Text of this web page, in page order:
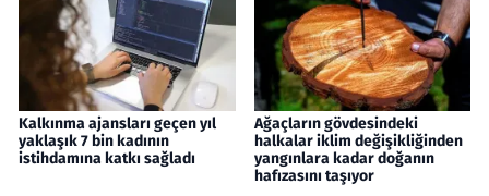
Kalkınma ajansları geçen yıl
yaklaşık 7 bin kadının
istihdamına katkı sağladı
Ağaçların gövdesindeki
halkalar iklim değişikliğinden
yangınlara kadar doğanın
hafızasını taşıyor